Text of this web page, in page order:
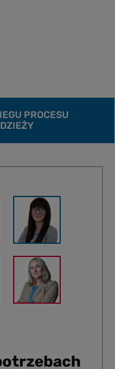
PROCESU